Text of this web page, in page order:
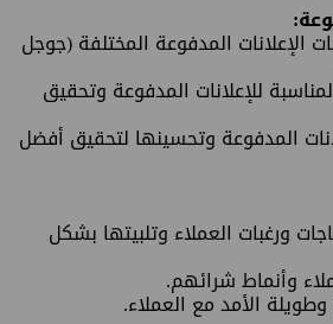
الإعلانات المدفوعة المختلفة (جوجل
للإعلانات المدفوعة وتحقيق
المدفوعة وتحسينها لتحقيق أفضل
ورغبات العملاء وتلبيتها بشكل
وأنماط شرائهم.
الأمد مع العملاء.